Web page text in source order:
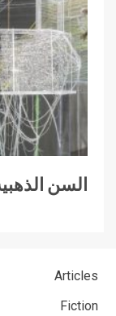
السن
Articles
Fiction